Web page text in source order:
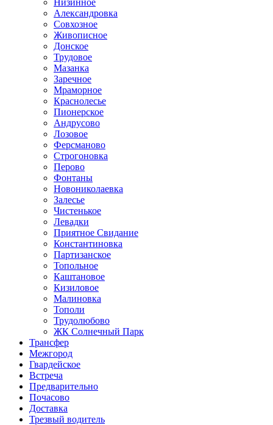
Низинное
Александровка
Совхозное
Живописное
Донское
Трудовое
Мазанка
Заречное
Мраморное
Краснолесье
Пионерское
Андрусово
Лозовое
Ферсманово
Строгоновка
Перово
Фонтаны
Новониколаевка
Залесье
Чистенькое
Левадки
Приятное Свидание
Константиновка
Партизанское
Топольное
Каштановое
Кизиловое
Малиновка
Тополи
Трудолюбово
ЖК Солнечный Парк
Трансфер
Межгород
Гвардейское
Встреча
Предварительно
Почасово
Доставка
Трезвый водитель